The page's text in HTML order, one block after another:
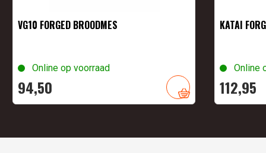
VG10 FORGED BROODMES
Online op voorraad
94,50
KATAI
Online
112,95